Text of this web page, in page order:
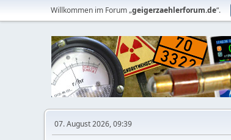
Willkommen im Forum „geigerzaehlerforum.de“.
07. August 2026, 09:39